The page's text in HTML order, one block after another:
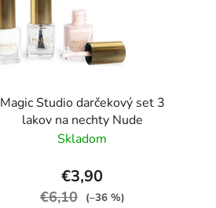
Magic Studio darčekový set 3
lakov na nechty Nude
Skladom
€3,90
€6,10 (–36 %)